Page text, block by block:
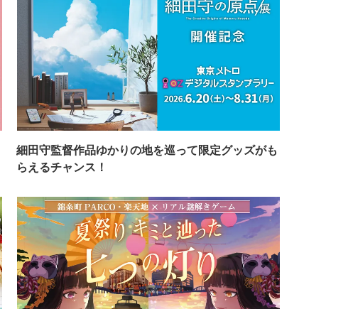
細田守監督作品ゆかりの地を巡って限定グッズがも
らえるチャンス！